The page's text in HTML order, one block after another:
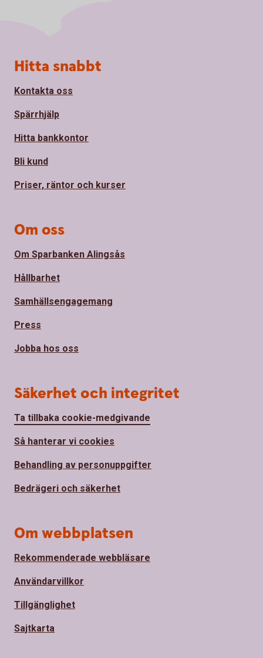
Sidfot
Hitta snabbt
Kontakta oss
Spärrhjälp
Hitta bankkontor
Bli kund
Priser, räntor och kurser
Om oss
Om Sparbanken Alingsås
Hållbarhet
Samhällsengagemang
Press
Jobba hos oss
Säkerhet och integritet
Ta tillbaka cookie-medgivande
Så hanterar vi cookies
Behandling av personuppgifter
Bedrägeri och säkerhet
Om webbplatsen
Rekommenderade webbläsare
Användarvillkor
Tillgänglighet
Sajtkarta